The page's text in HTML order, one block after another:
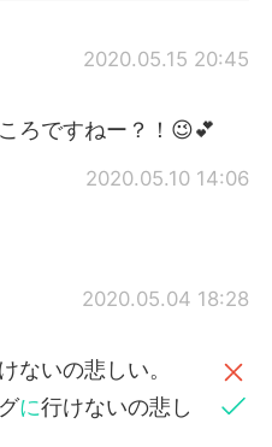
2020.05.15 20:45
ろですねー？！😉💕
2020.05.10 14:06
2020.05.04 18:28
ないの悲しい。
に行けないの悲し